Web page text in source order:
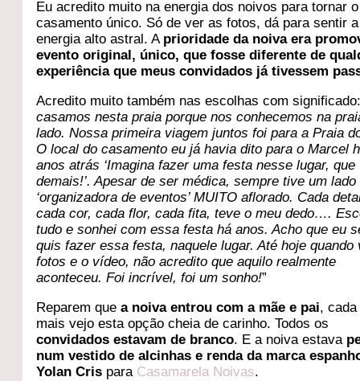
Eu acredito muito na energia dos noivos para tornar o
casamento único. Só de ver as fotos, dá para sentir a
energia alto astral. A prioridade da noiva era
evento original, único, que fosse diferente de
experiência que meus convidados já tivessem
Acredito muito também nas escolhas com
casamos nesta praia porque nos conhecemos na
lado. Nossa primeira viagem juntos foi para a Praia
O local do casamento eu já havia dito para o Marcel
anos atrás ‘Imagina fazer uma festa nesse lugar, que
demais!’. Apesar de ser médica, sempre tive um lado
‘organizadora de eventos’ MUITO aflorado. Cada
cada cor, cada flor, cada fita, teve o meu dedo….
tudo e sonhei com essa festa há anos. Acho que eu
quis fazer essa festa, naquele lugar. Até hoje quando
fotos e o vídeo, não acredito que aquilo realmente
aconteceu. Foi incrível, foi um sonho!”
Reparem quea noiva entrou com a mãe e pai,
mais vejo esta opção cheia de carinho. Todos os
convidados estavam de branco. E a noiva estava
num vestido de alcinhas e renda da marca
Yolan Cris para Casamarela Noivas.